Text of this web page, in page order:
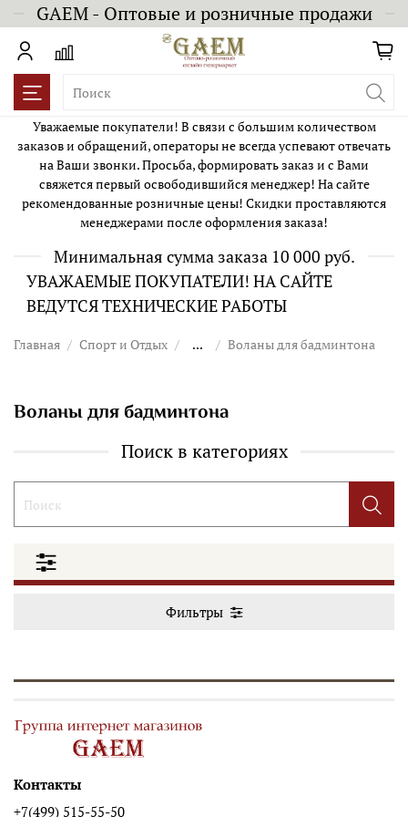
GAEM - Оптовые и розничные продажи
Уважаемые покупатели! В связи с большим количеством
заказов и обращений, операторы не всегда успевают отвечать
на Ваши звонки. Просьба, формировать заказ и с Вами
свяжется первый освободившийся менеджер! На сайте
рекомендованные розничные цены! Скидки проставляются
менеджерами после оформления заказа!
Минимальная сумма заказа 10 000 руб.
УВАЖАЕМЫЕ ПОКУПАТЕЛИ! НА САЙТЕ
ВЕДУТСЯ ТЕХНИЧЕСКИЕ РАБОТЫ
Главная Спорт и Отдых ... Воланы для бадминтона
Воланы для бадминтона
Поиск в категориях
Фильтры
Контакты
+7(499) 515-55-50